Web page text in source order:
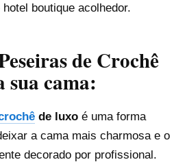
boutique acolhedor.
de Crochê
sua cama:
de luxo é uma forma
a cama mais charmosa e o
decorado por profissional.